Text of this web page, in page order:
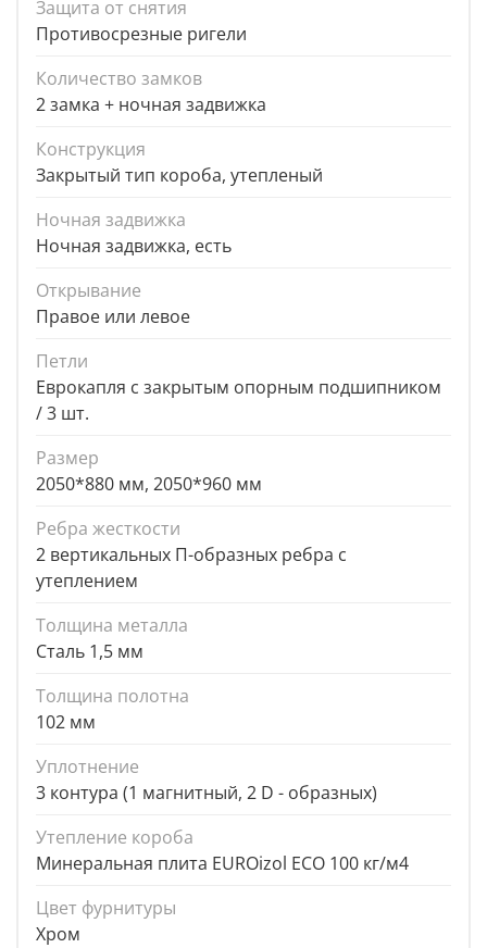
Защита от снятия
Противосрезные ригели
Количество замков
2 замка + ночная задвижка
Конструкция
Закрытый тип короба, утепленый
Ночная задвижка
Ночная задвижка, есть
Открывание
Правое или левое
Петли
Еврокапля с закрытым опорным подшипником
/ 3 шт.
Размер
2050*880 мм, 2050*960 мм
Ребра жесткости
2 вертикальных П-образных ребра с
утеплением
Толщина металла
Сталь 1,5 мм
Толщина полотна
102 мм
Уплотнение
3 контура (1 магнитный, 2 D - образных)
Утепление короба
Минеральная плита EUROizol ECO 100 кг/м4
Цвет фурнитуры
Хром